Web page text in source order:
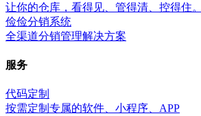
让你的仓库，看得见、管得清、控得住。
俭俭分销系统
全渠道分销管理解决方案
服务
代码定制
按需定制专属的软件、小程序、APP